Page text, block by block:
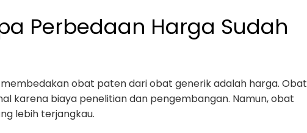
Perbedaan Harga Sudah
obat paten dari obat generik adalah harga. Obat
karena biaya penelitian dan pengembangan. Namun, obat
lebih terjangkau.